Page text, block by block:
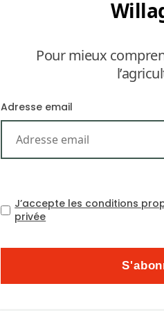
Pour mieux
Adresse email
J’accepte les conditions
privée